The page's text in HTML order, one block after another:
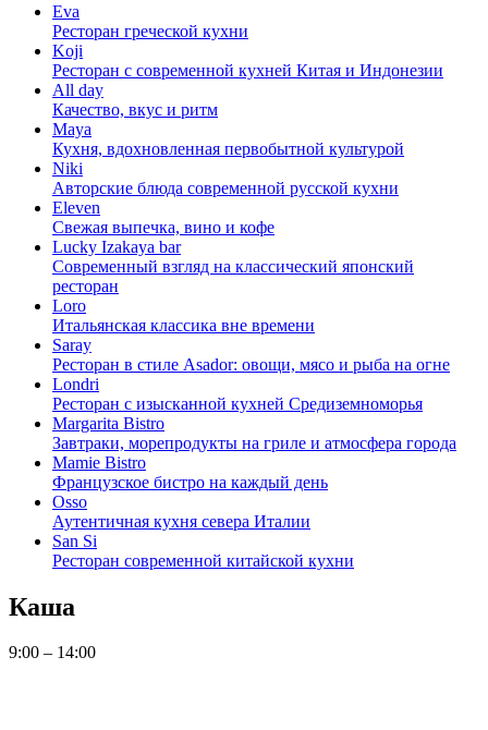
Eva
Ресторан греческой кухни
Koji
Ресторан с cовременной кухней Китая и Индонезии
All day
Качество, вкус и ритм
Maya
Кухня, вдохновленная первобытной культурой
Niki
Авторские блюда современной русской кухни
Eleven
Свежая выпечка, вино и кофе
Lucky Izakaya bar
Современный взгляд на классический японский
ресторан
Loro
Итальянская классика вне времени
Saray
Ресторан в стиле Asador: овощи, мясо и рыба на огне
Londri
Ресторан с изысканной кухней Средиземноморья
Margarita Bistro
Завтраки, морепродукты на гриле и атмосфера города
Mamie Bistro
Французское бистро на каждый день
Osso
Аутентичная кухня севера Италии
San Si
Ресторан современной китайской кухни
Каша
9:00 – 14:00